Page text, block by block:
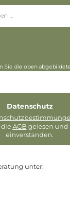
Sie die oben
Datenschutz
AGB gelesen
einverstanden.
unter: